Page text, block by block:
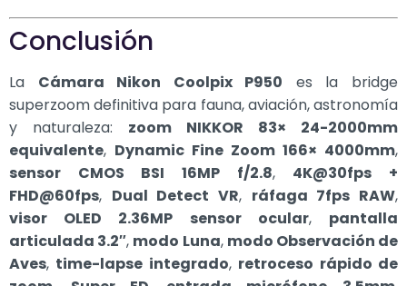
Conclusión
La Cámara Nikon Coolpix P950 es la bridge
superzoom definitiva para fauna,aviación, astronomía
y naturaleza: zoom NIKKOR 83× 24-2000mm
equivalente, Dynamic Fine Zoom 166× 4000mm,
sensor CMOS BSI 16MP f/2.8, 4K@30fps +
FHD@60fps, Dual Detect VR, ráfaga 7fps RAW,
visor OLED 2.36MP sensor ocular, pantalla
articulada 3.2″, modo Luna, modo Observación de
Aves, time-lapse integrado, retroceso rápido de